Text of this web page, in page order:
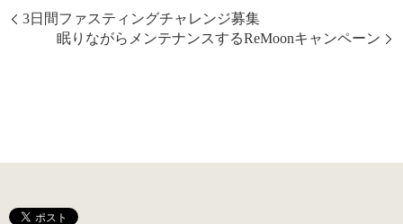
3日間ファスティングチャレンジ募集
眠りながらメンテナンスするReMoonキャンペーン